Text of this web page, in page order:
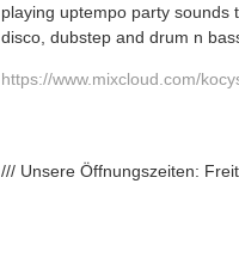
playing uptempo party sounds
disco, dubstep and drum n
https://www.mixcloud.com/
/// Unsere Öffnungszeiten: